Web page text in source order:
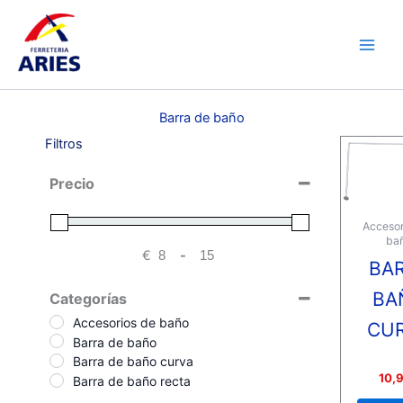
contenido
Barra de baño
Filtros
Precio
€ Minimum Price
-Maximum Price
Categorías
Accesorios de baño
Barra de baño
Barra de baño curva
Barra de baño recta
0